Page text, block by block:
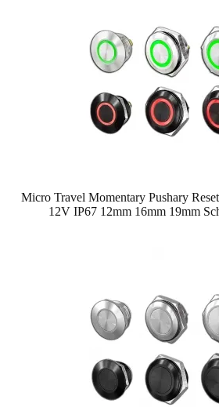
Micro Travel Momentary Pushary
12V IP67 12mm 16mm 19mm